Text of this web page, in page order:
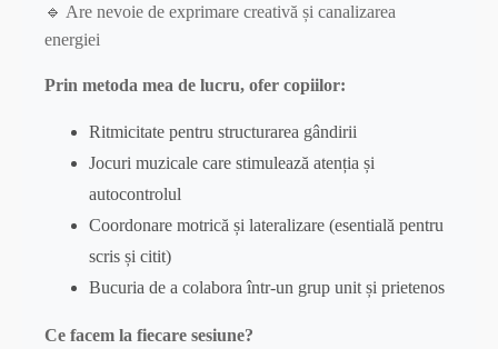
🔹 Are nevoie de exprimare creativă și canalizarea
energiei
Prin metoda mea de lucru, ofer copiilor:
Ritmicitate pentru structurarea gândirii
Jocuri muzicale care stimulează atenția și
autocontrolul
Coordonare motrică și lateralizare (esentială pentru
scris și citit)
Bucuria de a colabora într-un grup unit și prietenos
Ce facem la fiecare sesiune?